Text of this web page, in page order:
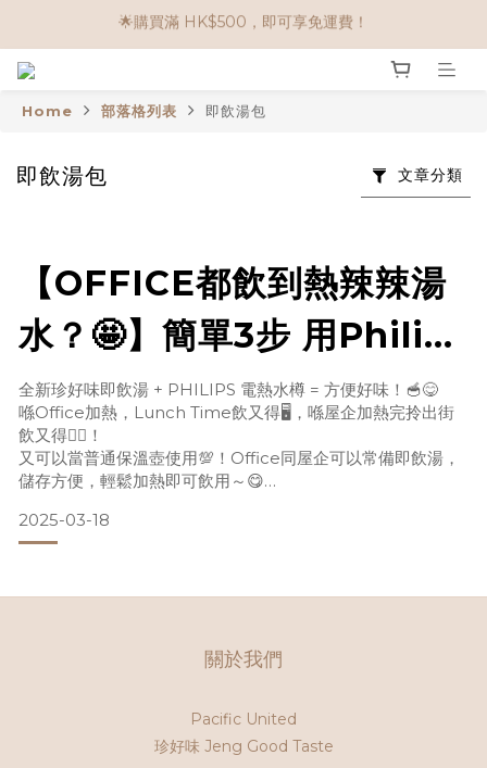
🌟購物滿 HK$650享95折； HK$950享9折；HK$1500享85折
🌟購買滿 HK$500，即可享免運費！
任選兩件$80！ 🌟韓國骨膠原啫喱：$270/3件；$510/6件
🌟購物滿 HK$650享95折； HK$950享9折；HK$1500享85折
Home 部落格列表 即飲湯包
即飲湯包 文章分類
【OFFICE都飲到熱辣辣湯
水？🤩】簡單3步 用Philips
電熱水樽加熱即飲湯！
全新珍好味即飲湯 + PHILIPS 電熱水樽 = 方便好味！🥣😋
喺Office加熱，Lunch Time飲又得🖥️，喺屋企加熱完拎出街
飲又得👍🏻！
又可以當普通保溫壺使用💯！Office同屋企可以常備即飲湯，
儲存方便，輕鬆加熱即可飲用～😋
意用酒店水煲？😣
PHILIPS電熱水樽除咗可以翻熱湯水，
___6款方便即飲湯✨
2025-03-18
關於我們
Pacific United
珍好味 Jeng Good Taste